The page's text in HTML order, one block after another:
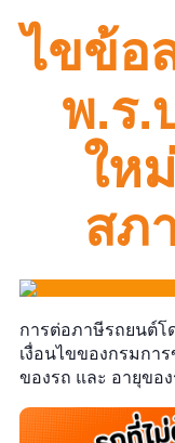
ไขข้อ
พ.ร.
ให
สภ
การต่อภาษีรถยนต์โ
เงื่อนไขของกรมกา
ของรถ และ อายุขอ